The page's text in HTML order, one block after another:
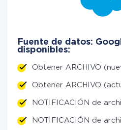
Fuente de datos:
disponibles:
Obtener ARCHIVO
Obtener ARCHIVO
NOTIFICACIÓN de
NOTIFICACIÓN de